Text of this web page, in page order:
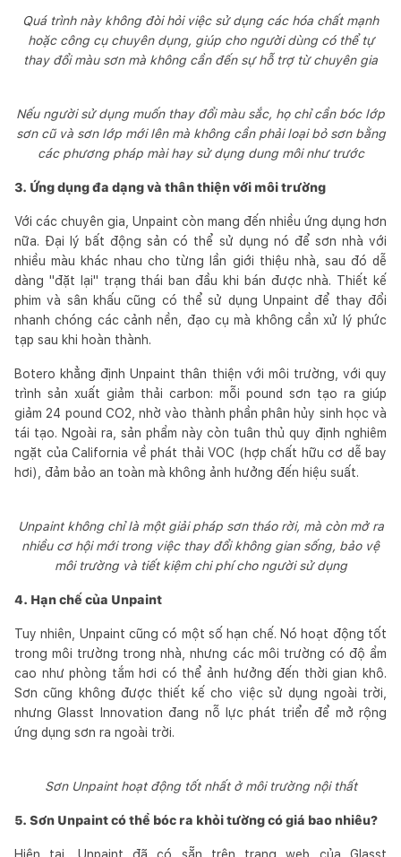
Quá trình này không đòi hỏi việc sử dụng các hóa chất mạnh
hoặc công cụ chuyên dụng, giúp cho người dùng có thể tự
thay đổi màu sơn mà không cần đến sự hỗ trợ từ chuyên gia
Nếu người sử dụng muốn thay đổi màu sắc, họ chỉ cần bóc lớp
sơn cũ và sơn lớp mới lên mà không cần phải loại bỏ sơn bằng
các phương pháp mài hay sử dụng dung môi như trước
3. Ứng dụng đa dạng và thân thiện với môi trường
Với các chuyên gia, Unpaint còn mang đến nhiều ứng dụng hơn
nữa. Đại lý bất động sản có thể sử dụng nó để sơn nhà với
nhiều màu khác nhau cho từng lần giới thiệu nhà, sau đó dễ
dàng "đặt lại" trạng thái ban đầu khi bán được nhà. Thiết kế
phim và sân khấu cũng có thể sử dụng Unpaint để thay đổi
nhanh chóng các cảnh nền, đạo cụ mà không cần xử lý phức
tạp sau khi hoàn thành.
Botero khẳng định Unpaint thân thiện với môi trường, với quy
trình sản xuất giảm thải carbon: mỗi pound sơn tạo ra giúp
giảm 24 pound CO2, nhờ vào thành phần phân hủy sinh học và
tái tạo. Ngoài ra, sản phẩm này còn tuân thủ quy định nghiêm
ngặt của California về phát thải VOC (hợp chất hữu cơ dễ bay
hơi), đảm bảo an toàn mà không ảnh hưởng đến hiệu suất.
Unpaint không chỉ là một giải pháp sơn tháo rời, mà còn mở ra
nhiều cơ hội mới trong việc thay đổi không gian sống, bảo vệ
môi trường và tiết kiệm chi phí cho người sử dụng
4. Hạn chế của Unpaint
Tuy nhiên, Unpaint cũng có một số hạn chế. Nó hoạt động tốt
trong môi trường trong nhà, nhưng các môi trường có độ ẩm
cao như phòng tắm hơi có thể ảnh hưởng đến thời gian khô.
Sơn cũng không được thiết kế cho việc sử dụng ngoài trời,
nhưng Glasst Innovation đang nỗ lực phát triển để mở rộng
ứng dụng sơn ra ngoài trời.
Sơn Unpaint hoạt động tốt nhất ở môi trường nội thất
5. Sơn Unpaint có thể bóc ra khỏi tường có giá bao nhiêu?